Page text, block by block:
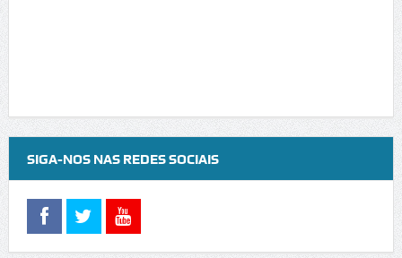
SIGA-NOS NAS REDES SOCIAIS